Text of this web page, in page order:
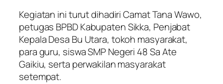
Kegiatan ini turut dihadiri Camat Tana Wawo,
petugas BPBD Kabupaten Sikka, Penjabat
Kepala Desa Bu Utara, tokoh masyarakat,
para guru, siswa SMP Negeri 48 Sa Ate
Gaikiu, serta perwakilan masyarakat
setempat.